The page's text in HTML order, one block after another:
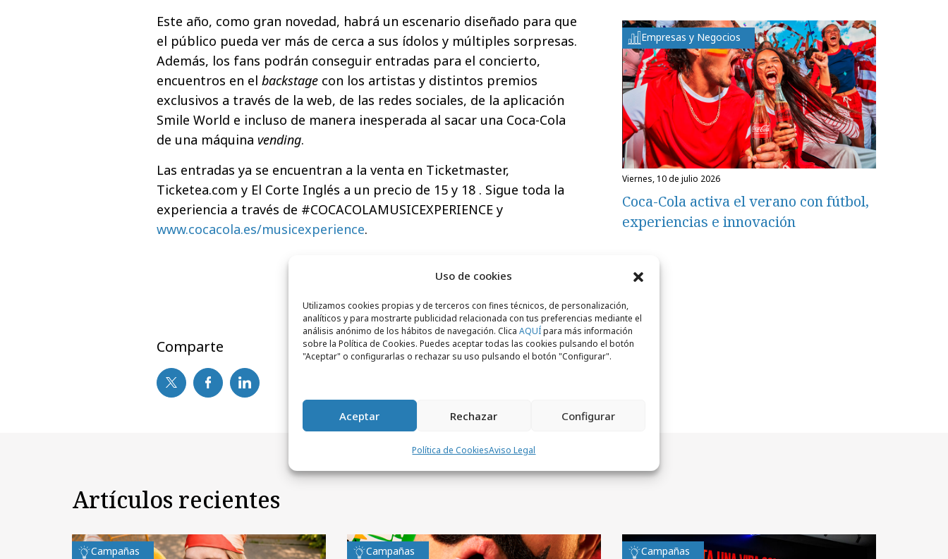
Uso de cookies
Utilizamos cookies propias y de terceros con fines técnicos, de personalización,
analíticos y para mostrarte publicidad relacionada con tus preferencias mediante el
análisis anónimo de los hábitos de navegación. Clica AQUÍpara más información
sobre la Política de Cookies. Puedes aceptar todas las cookies pulsando el botón
"Aceptar" o configurarlas o rechazar su uso pulsando el botón "Configurar".
Aceptar Rechazar Configurar
Política de CookiesAviso Legal
Este año, como gran novedad, habrá un escenario diseñado para que
el público pueda ver más de cerca a sus ídolos y múltiples sorpresas.
Además, los fans podrán conseguir entradas para el concierto,
encuentros en el backstage con los artistas y distintos premios
exclusivos a través de la web, de las redes sociales, de la aplicación
Smile World e incluso de manera inesperada al sacar una Coca-Cola
de una máquina vending.
Las entradas ya se encuentran a la venta en Ticketmaster,
Ticketea.com y El Corte Inglés a un precio de 15 y 18 . Sigue toda la
experiencia a través de #COCACOLAMUSICEXPERIENCE y
www.cocacola.es/musicexperience.
Comparte
Empresas y Negocios
viernes, 10 de julio 2026
Coca-Cola activa el verano con fútbol,
experiencias e innovación
Artículos recientes
Campañas Campañas Campañas